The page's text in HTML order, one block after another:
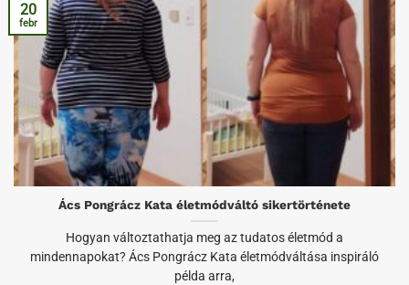
Ács Pongrácz Kata életmódváltó sikertörténete
Hogyan változtathatja meg az tudatos életmód a
mindennapokat? Ács Pongrácz Kata életmódváltása inspiráló
példa arra,
20
febr